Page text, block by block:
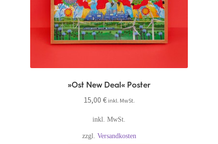
»Ost New Deal« Poster
15,00 € inkl. MwSt.
inkl. MwSt.
zzgl. Versandkosten